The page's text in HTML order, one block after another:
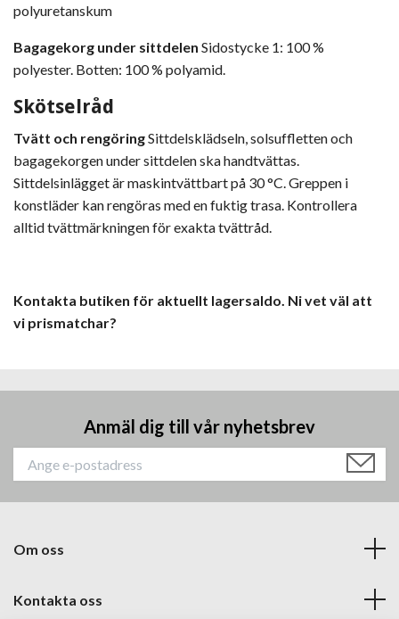
polyuretanskum
Bagagekorg under sittdelen Sidostycke 1: 100 %
polyester. Botten: 100 % polyamid.
Skötselråd
Tvätt och rengöringSittdelsklädseln, solsuffletten och
bagagekorgen under sittdelen ska handtvättas.
Sittdelsinlägget är maskintvättbart på 30 °C. Greppen i
konstläder kan rengöras med en fuktig trasa. Kontrollera
alltid tvättmärkningen för exakta tvättråd.
Kontakta butiken för aktuellt lagersaldo. Ni vet väl att
vi prismatchar?
Anmäl dig till vår nyhetsbrev
Om oss
Kontakta oss